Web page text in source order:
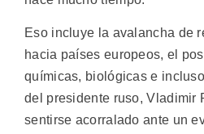
Eso incluye la avalancha de
hacia países europeos, el
químicas, biológicas e
del presidente ruso, Vladimir
sentirse acorralado ante un